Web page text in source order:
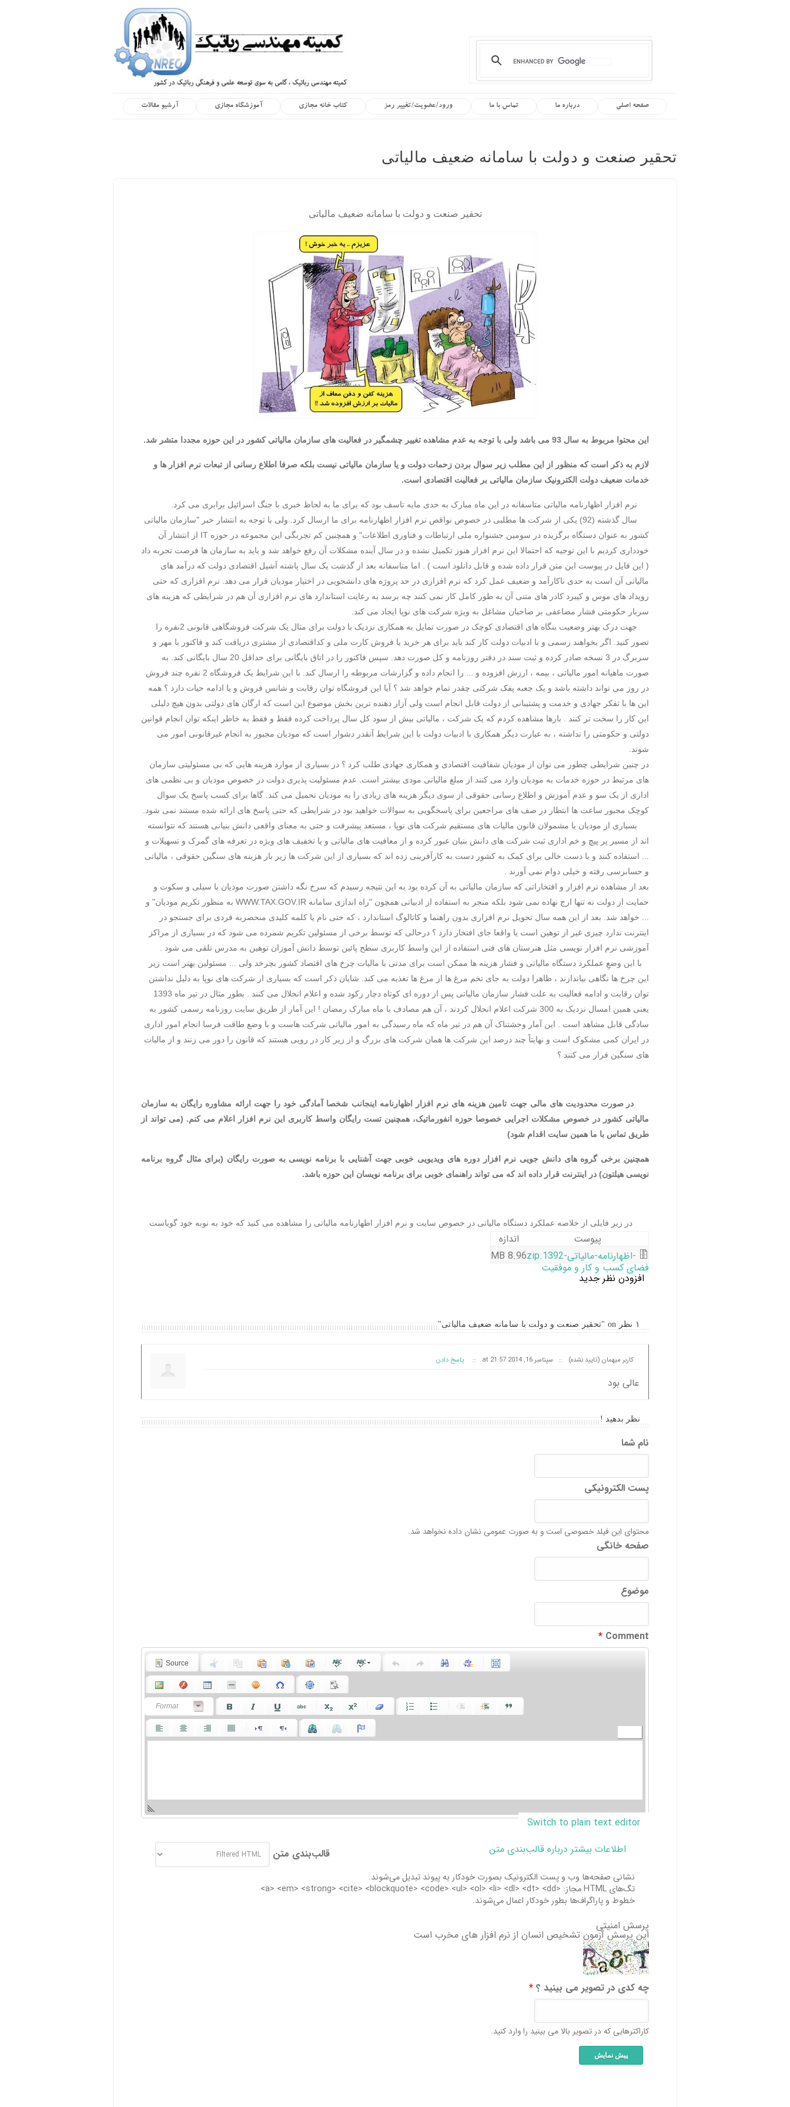
آرشیو مقالات آموزشگاه مجازی کتاب خانه مجازی ورود/عضویت/تغییر رمز تماس با ما درباره ما صفحه اصلی
تحقیر صنعت و دولت با سامانه ضعیف مالیاتی
تحقیر صنعت و دولت با سامانه ضعیف مالیاتی
این محتوا مربوط به سال 93 می باشد ولی با توجه به عدم مشاهده تغییر چشمگیر در فعالیت های سازمان مالیاتی کشور در این حوزه مجددا متشر شد.
لازم به ذکر است که منظور از این مطلب زیر سوال بردن زحمات دولت و یا سازمان مالیاتی نیست بلکه صرفا اطلاع رسانی از تبعات نرم افزار ها و
خدمات ضعیف دولت الکترونیک سازمان مالیاتی بر فعالیت اقتصادی است.
نرم افزار اظهارنامه مالیاتی متاسفانه در این ماه مبارک به حدی مایه تاسف بود که برای ما به لحاظ خبری با جنگ اسرائیل برابری می کرد.
سال گذشته (92) یکی از شرکت ها مطلبی در خصوص نواقص نرم افزار اظهارنامه برای ما ارسال کرد. ولی با توجه به انتشار خبر "سازمان مالیاتی
کشور به عنوان دستگاه برگزیده در سومین جشنواره ملی ارتباطات و فناوری اطلاعات" و همچنین کم تجربگی این مجموعه در حوزه IT از انتشار آن
خودداری کردیم با این توجیه که احتمالا این نرم افزار هنوز تکمیل نشده و در سال آینده مشکلات آن رفع خواهد شد و باید به سازمان ها فرصت تجربه داد
( این فایل در پیوست این متن قرار داده شده و قابل دانلود است ) . اما متاسفانه بعد از گذشت یک سال پاشنه آشیل اقتصادی دولت که درآمد های
مالیاتی آن است به حدی ناکارآمد و ضعیف عمل کرد که نرم افزاری در حد پروژه های دانشجویی در اختیار مودیان قرار می دهد. نرم افزاری که حتی
رویداد های موس و کیبرد کادر های متنی آن به طور کامل کار نمی کنند چه برسد به رعایت استاندارد های نرم افزاری آن هم در شرایطی که هزینه های
سربار حکومتی فشار مضاعفی بر صاحبان مشاغل به ویژه شرکت های نوپا ایجاد می کند.
جهت درک بهتر وضعیت بنگاه های اقتصادی کوچک در صورت تمایل به همکاری نزدیک با دولت
برای مثال یک شرکت فروشگاهی قانونی 2نفره را
تصور کنید. اگر بخواهند رسمی و با ادبیات دولت کار کند باید برای هر خرید یا فروش کارت ملی و کداقتصادی از مشتری دریافت کند و فاکتور با مهر و
سربرگ در 3 نسخه صادر کرده و ثبت سند در دفتر روزنامه و کل صورت دهد. سپس فاکتور را در اتاق بایگانی برای حداقل 20 سال بایگانی کند. به
صورت ماهیانه امور مالیاتی ، بیمه ، ارزش افزوده و ... را انجام داده و گزارشات مربوطه را ارسال کند. با این شرایط یک فروشگاه 2 نفره چند فروش
در روز می تواند داشته باشد و یک جعبه پفک شرکتی چقدر تمام خواهد شد ؟ آیا این فروشگاه توان رقابت و شانس فروش و یا ادامه حیات دارد ؟ همه
این ها با تفکر جهادی و خدمت و پشتیبانی از دولت قابل انجام است ولی آزار دهنده ترین بخش موضوع این است که ارگان های دولتی بدون هیچ دلیلی
این کار را سخت تر کنند . بارها مشاهده کردم که یک شرکت ، مالیاتی بیش از سود کل سال پرداخت کرده فقط و فقط به خاطر اینکه توان انجام قوانین
دولتی و حکومتی را نداشته ، به عبارت دیگر همکاری با ادبیات دولت با این شرایط آنقدر دشوار است که مودیان مجبور به انجام غیرقانونی امور می
شوند.
در چنین شرایطی چطور می توان از مودیان شفافیت اقتصادی و همکاری جهادی طلب کرد ؟ در بسیاری از موارد هزینه هایی که بی مسئولیتی سازمان
های مرتبط در حوزه خدمات به مودیان وارد می کنند از مبلغ مالیاتی مودی بیشتر است. عدم مسئولیت پذیری دولت در خصوص مودیان و بی نظمی های
اداری از یک سو و عدم آموزش و اطلاع رسانی حقوقی از سوی دیگر هزینه های زیادی را به مودیان تحمیل می کند. گاها برای کسب پاسخ یک سوال
کوچک مجبور ساعت ها انتظار در صف های مراجعین برای پاسخگویی به سوالات خواهید بود در شرایطی که حتی پاسخ های ارائه شده مستند نمی شود.
بسیاری از مودیان یا مشمولان قانون مالیات های مستقیم شرکت های نوپا ، مستعد پیشرفت و حتی به معنای واقعی دانش بنیانی هستند که نتوانسته
اند از مسیر پر پیچ و خم اداری ثبت شرکت های دانش بنیان عبور کرده و از معافیت های مالیاتی و یا تخفیف های ویژه در تعرفه های گمرک و تسهیلات و
... استفاده کنند و با دست خالی برای کمک به کشور دست به کارآفرینی زده اند که بسیاری از این شرکت ها زیر بار هزینه های سنگین حقوقی ، مالیاتی
و حسابرسی رفته و خیلی دوام نمی آورند .
بعد از مشاهده نرم افزار و افتخاراتی که سازمان مالیاتی به آن کرده بود به این نتیجه رسیدم که سرخ نگه داشتن صورت مودیان با سیلی و سکوت و
حمایت از دولت نه تنها ارج نهاده نمی شود بلکه منجر به استفاده از ادبیاتی همچون "راه اندازی سامانه WWW.TAX.GOV.IR به منظور تکريم موديان" و
... خواهد شد. بعد از این همه سال تحویل نرم افزاری بدون راهنما و کاتالوگ استاندارد ، که حتی نام یا کلمه کلیدی منحصربه فردی برای جستجو در
اینترنت ندارد چیزی غیر از توهین است یا واقعا جای افتخار دارد ؟ درحالی که توسط برخی از مسئولین تکریم شمرده می شود که در بسیاری از مراکز
آموزشی نرم افزار نویسی مثل هنرستان های فنی استفاده از این واسط کاربری سطح پائین توسط دانش آموزان توهین به مدرس تلقی می شود .
با این وضعِ عملکرد دستگاه مالیاتی و فشار هزینه ها ممکن است برای مدتی با مالیات چرخ های اقتصاد کشور بچرخد ولی ... مسئولین بهتر است زیر
این چرخ ها نگاهی بیاندازند ، ظاهرا دولت به جای تخم مرغ ها از مرغ ها تغذیه می کند. شایان ذکر است که بسیاری از شرکت های نوپا به دلیل نداشتن
توان رقابت و ادامه فعالیت به علت فشار سازمان مالیاتی پس از دوره ای کوتاه دچار رکود شده و اعلام انحلال می کنند . بطور مثال در تیر ماه 1393
یعنی همین امسال نزدیک به 300 شرکت اعلام انحلال کردند ، آن هم مصادف با ماه مبارک رمضان ! این آمار از طریق سایت روزنامه رسمی کشور به
سادگی قابل مشاهد است . این آمار وحشتناک آن هم در تیر ماه که ماه رسیدگی به امور مالیاتی شرکت هاست و با وضع طاقت فرسا انجام امور اداری
در ایران کمی مشکوک است و نهایتاً چند درصد این شرکت ها همان شرکت های بزرگ و از زیر کار در رویی هستند که قانون را دور می زنند و از مالیات
های سنگین فرار می کنند ؟
در صورت محدودیت های مالی جهت تامین هزینه های نرم افزار اظهارنامه اینجانب شخصا آمادگی خود را جهت ارائه مشاوره رایگان به سازمان
مالیاتی کشور در خصوص مشکلات اجرایی خصوصا حوزه انفورماتیک، همچنین تست رایگان واسط کاربری این نرم افزار اعلام می کنم. (می تواند از
طریق تماس با ما همین سایت اقدام شود)
همچنین برخی گروه های دانش جویی نرم افزار دوره های ویدیویی خوبی جهت آشنایی با برنامه نویسی به صورت رایگان (برای مثال گروه برنامه
نویسی هیلتون) در اینترنت قرار داده اند که می تواند راهنمای خوبی برای برنامه نویسان این حوزه باشد.
در زیر فایلی از خلاصه عملکرد دستگاه مالیاتی در خصوص سایت و نرم افزار اظهارنامه مالیاتی را مشاهده می کنید که خود به نوبه خود گویاست
پیوست
اندازه
-اظهارنامه-مالیاتی-1392.zip
8.96 MB
فضای کسب و کار و موفقیت
افزودن نظر جدید
۱ نظر on "تحقیر صنعت و دولت با سامانه ضعیف مالیاتی"
کاربر میهمان (تایید نشده) :: سپتامبر 16, 2014 at 21:57 :: پاسخ دادن
عالی بود
نظر بدهید !
نام شما
پست الکترونیکی
محتوای این فیلد خصوصی است و به صورت عمومی نشان داده نخواهد شد.
صفحه خانگی
موضوع
Comment
*
Source
Format
Switch to plain text editor
اطلاعات بیشتر درباره قالب‌بندی متن
قالب‌بندی متن
نشانی صفحه‌ها وب و پست الکترونیک بصورت خودکار به پیوند تبدیل می‌شوند.
تگ‌های HTML مجاز: <a> <em> <strong> <cite> <blockquote> <code> <ul> <ol> <li> <dl> <dt> <dd>
خطوط و پاراگراف‌ها بطور خودکار اعمال می‌شوند.
پرسش امنیتی
این پرسش آزمون تشخیص انسان از نرم افزار های مخرب است
چه کدی در تصویر می بینید ؟ *
کاراکترهایی که در تصویر بالا می بینید را وارد کنید.